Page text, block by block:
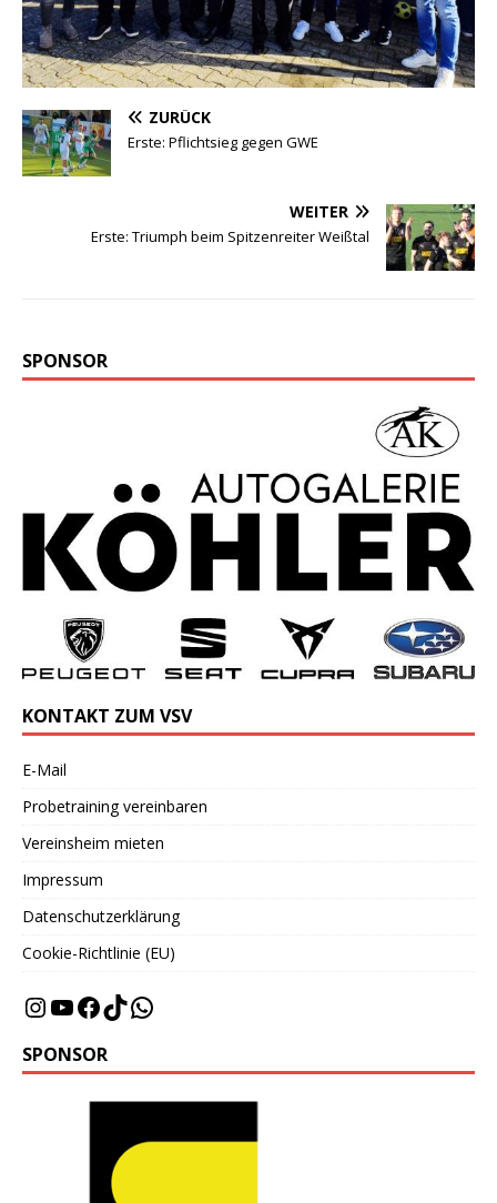
ZURÜCK
Erste: Pflichtsieg gegen GWE
WEITER
Erste: Triumph beim Spitzenreiter Weißtal
SPONSOR
KONTAKT ZUM VSV
E-Mail
Probetraining vereinbaren
Vereinsheim mieten
Impressum
Datenschutzerklärung
Cookie-Richtlinie (EU)
SPONSOR